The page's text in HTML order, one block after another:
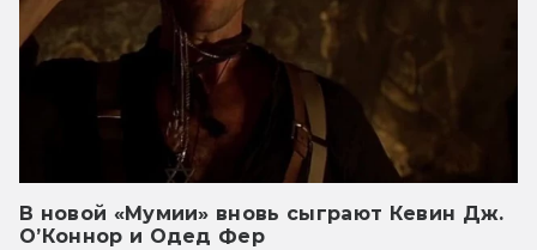
В новой «Мумии» вновь сыграют Кевин Дж.
О’Коннор и Одед Фер